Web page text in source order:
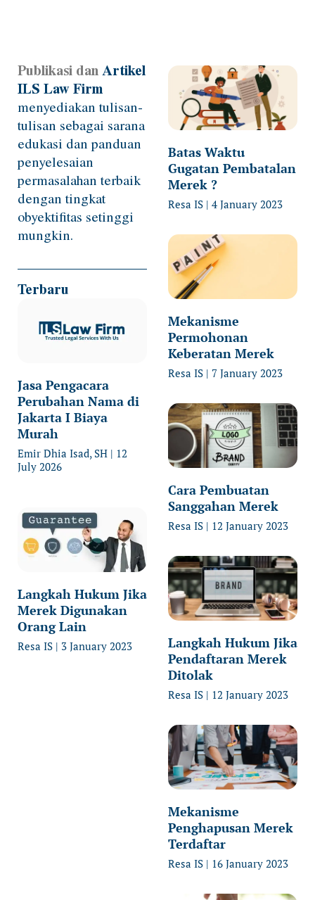
Publikasi danArtikel
ILS Law Firm
menyediakan tulisan-
tulisan sebagai sarana
edukasi dan panduan
penyelesaian
permasalahan terbaik
dengan tingkat
obyektifitas setinggi
mungkin.
Terbaru
Jasa Pengacara
Perubahan Nama di
Jakarta I Biaya
Murah
Emir Dhia Isad, SH
12
July 2026
Langkah Hukum Jika
Merek Digunakan
Orang Lain
Resa IS 3 January 2023
Batas Waktu
Gugatan Pembatalan
Merek ?
Resa IS 4 January 2023
Mekanisme
Permohonan
Keberatan Merek
Resa IS 7 January 2023
Cara Pembuatan
Sanggahan Merek
Resa IS 12 January 2023
Langkah Hukum Jika
Pendaftaran Merek
Ditolak
Resa IS 12 January 2023
Mekanisme
Penghapusan Merek
Terdaftar
Resa IS 16 January 2023
PagePagePage Page